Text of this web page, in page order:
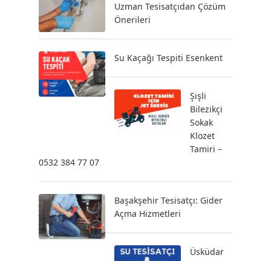
Uzman Tesisatçıdan Çözüm
Önerileri
Su Kaçağı Tespiti Esenkent
Şişli
Bilezikçi
Sokak
Klozet
Tamiri –
0532 384 77 07
Başakşehir Tesisatçı: Gider
Açma Hizmetleri
Üsküdar